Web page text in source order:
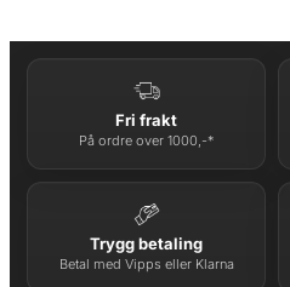
Fri frakt
På ordre over 1000,-*
Trygg betaling
Betal med Vipps eller Klarna